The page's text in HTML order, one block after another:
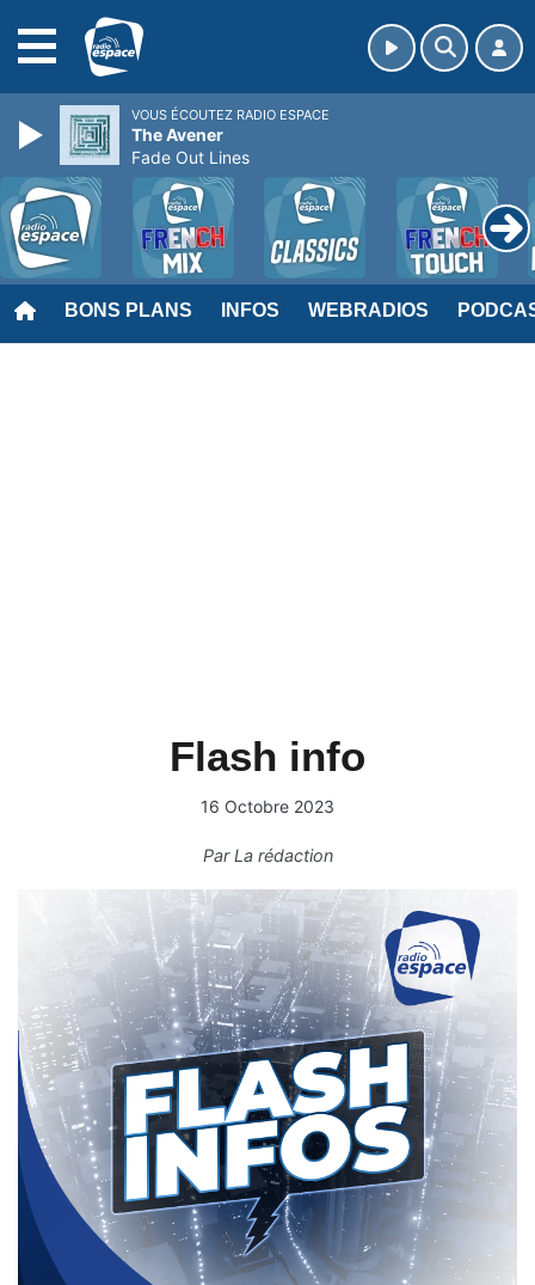
BONS PLANS INFOS WEBRADIOS
Flash info
16 Octobre 2023
ParLa rédaction
VOUS ÉCOUTEZ RADIO ESPACE
The Avener
Fade Out Lines